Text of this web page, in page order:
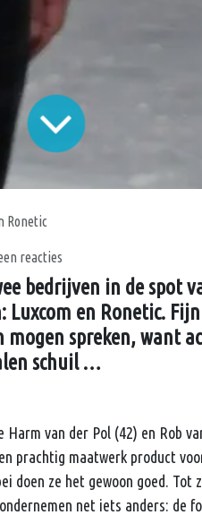
Ronetic
reacties
bedrijven in de spot
en Ronetic.
spreken, want
schuil …
van der Pol (42) en Rob
prachtig maatwerk product
doen ze het gewoon goed. Tot
net iets anders: de